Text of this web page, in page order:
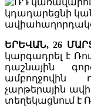
ԵՐԵՎԱՆ, 26
կարգադրել է
դաշնային
ամբողջովին
չարթերային
տեղեկացնում է